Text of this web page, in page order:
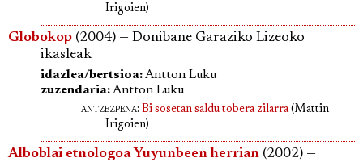
Irigoien)
Globokop (2004) — Donibane Garaziko Lizeoko
ikasleak
idazlea/bertsioa:Antton Luku
zuzendaria:Antton Luku
antzezpena: Bi sosetan saldu tobera zilarra(Mattin
Irigoien)
Alboblai etnologoa Yuyunbeen herrian (2002) —